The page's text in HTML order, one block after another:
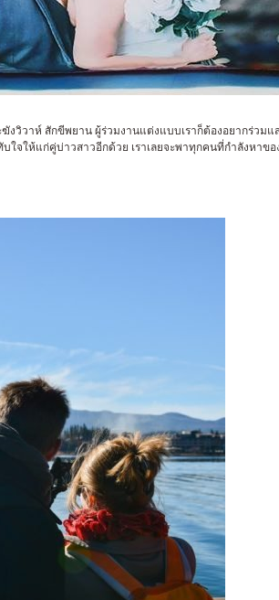
วิวาห์ สักขีพยาน ผู้ร่วมงานแต่งแบบเราก็ต้องอยากร่วม
ให้แก่คู่บ่าวสาวอีกด้วย เราเลยจะพาทุกคนที่กำลังหาข